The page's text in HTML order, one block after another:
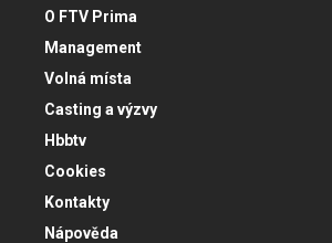
O FTV Prima
Management
Volná místa
Casting a výzvy
Hbbtv
Cookies
Kontakty
Nápověda